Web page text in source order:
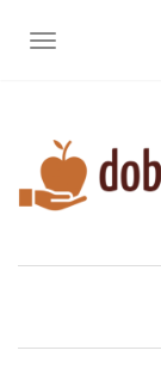
TOGGLE